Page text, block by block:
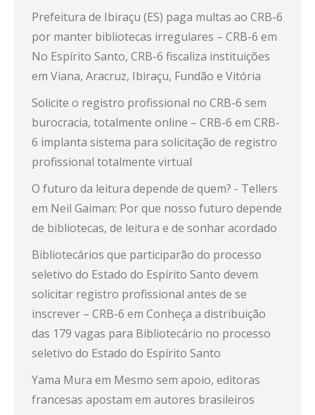
Prefeitura de Ibiraçu (ES) paga multas ao CRB-6
por manter bibliotecas irregulares – CRB-6 em
No Espírito Santo, CRB-6 fiscaliza instituições
em Viana, Aracruz, Ibiraçu, Fundão e Vitória
Solicite o registro profissional no CRB-6 sem
burocracia, totalmente online – CRB-6 em CRB-
6 implanta sistema para solicitação de registro
profissional totalmente virtual
O futuro da leitura depende de quem? - Tellers
em Neil Gaiman: Por que nosso futuro depende
de bibliotecas, de leitura e de sonhar acordado
Bibliotecários que participarão do processo
seletivo do Estado do Espírito Santo devem
solicitar registro profissional antes de se
inscrever – CRB-6 em Conheça a distribuição
das 179 vagas para Bibliotecário no processo
seletivo do Estado do Espírito Santo
Yama Mura em Mesmo sem apoio, editoras
francesas apostam em autores brasileiros